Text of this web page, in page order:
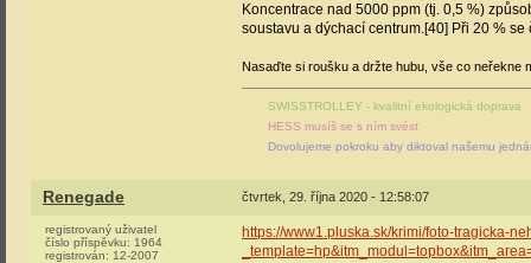
Koncentrace nad 5000 ppm (tj. 0,5 %)
soustavu a dýchací centrum.[40] Při 20 %
Nasaďte si roušku a držte hubu, vše co neřekne
SWISSTROLLEY - kvalitní ekologická doprava
HESS musíš se s ním svést
Dovolujeme pokroku aby diktoval našemu
Renegade čtvrtek, 29. října 2020 - 12:58:07
registrovaný uživatel
číslo příspěvku: 1964
registrován: 12-2007
https://www1.pluska.sk/krimi/foto-tragicka-